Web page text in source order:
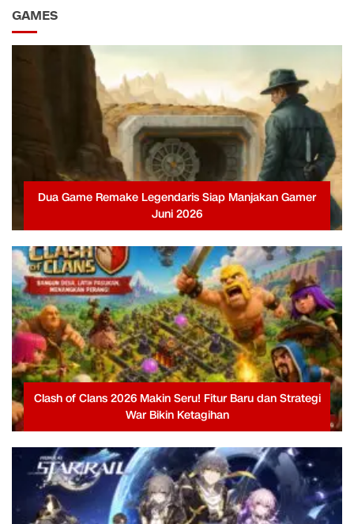
GAMES
Dua Game Remake Legendaris Siap Manjakan Gamer
Juni 2026
Clash of Clans 2026 Makin Seru! Fitur Baru dan Strategi
War Bikin Ketagihan